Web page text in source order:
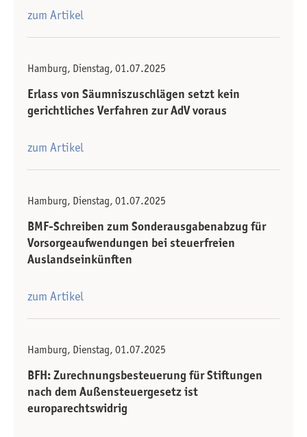
zum Artikel
Hamburg, Dienstag, 01.07.2025
Erlass von Säumniszuschlägen setzt kein
gerichtliches Verfahren zur AdV voraus
zum Artikel
Hamburg, Dienstag, 01.07.2025
BMF-Schreiben zum Sonderausgaben­abzug für
Vorsorge­aufwendungen bei steuerfreien
Auslandseinkünften
zum Artikel
Hamburg, Dienstag, 01.07.2025
BFH: Zurechnungs­besteuerung für Stiftungen
nach dem Außensteuergesetz ist
europarechtswidrig